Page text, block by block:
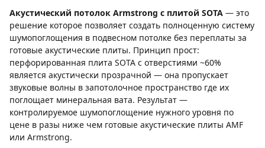
Акустический потолок Armstrong с плитой SOTA — это
решение которое позволяет создать полноценную систему
шумопоглощения в подвесном потолке без переплаты за
готовые акустические плиты. Принцип прост:
перфорированная плита SOTA с отверстиями ~60%
является акустически прозрачной — она пропускает
звуковые волны в запотолочное пространство где их
поглощает минеральная вата. Результат —
контролируемое шумопоглощение нужного уровня по
цене в разы ниже чем готовые акустические плиты AMF
или Armstrong.